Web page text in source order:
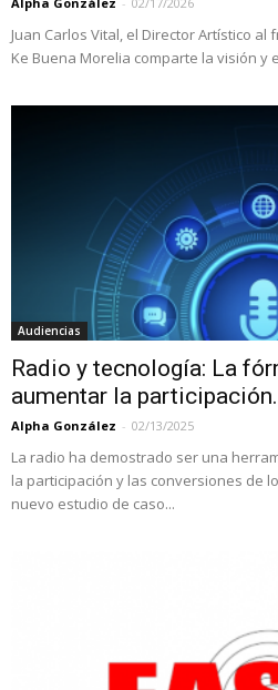
Juan Carlos Vital, el Director Artístico
Ke Buena Morelia comparte la visión y
Audiencias
Radio y tecnología: La
aumentar la
Alpha González - 02/13/2025
La radio ha demostrado ser una
la participación y las conversiones de
nuevo estudio de caso...